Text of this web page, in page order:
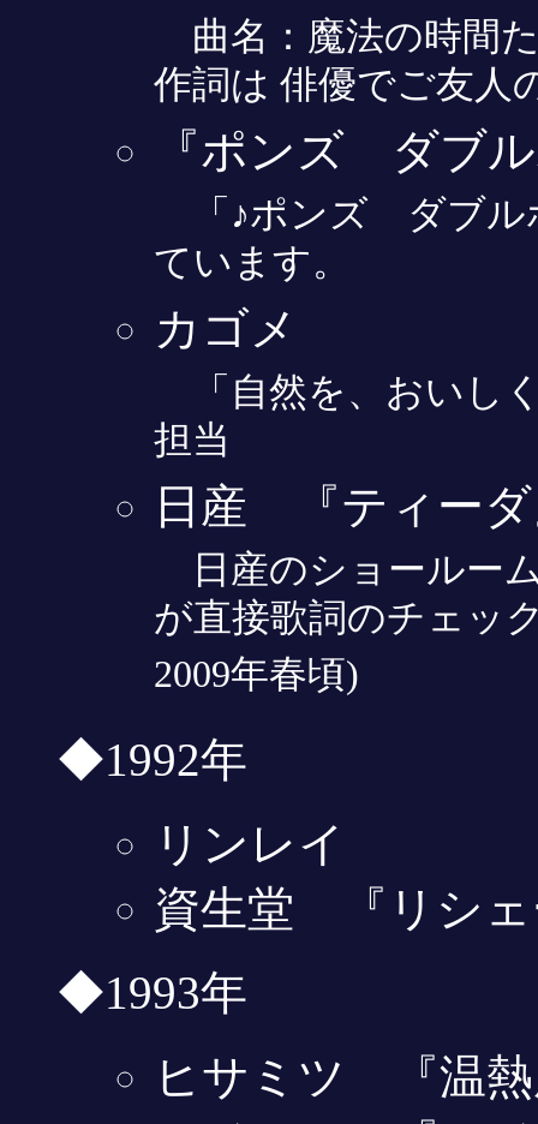
曲名：魔法の時間
作詞は 俳優でご友人
『ポンズ ダブ
「♪ポンズ ダブル
ています。
カゴメ
「自然を、おいし
担当
日産 『ティーダ
日産のショールー
が直接歌詞のチェッ
2009年春頃)
◆1992年
リンレイ
資生堂 『リシェ
◆1993年
ヒサミツ 『温熱